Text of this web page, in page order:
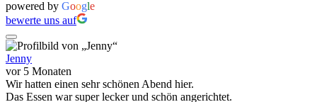
powered by Google
bewerte uns auf
Jenny
vor 5 Monaten
Wir hatten einen sehr schönen Abend hier.
Das Essen war super lecker und schön angerichtet.